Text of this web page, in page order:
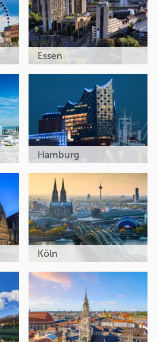
Essen
Hamburg
Köln